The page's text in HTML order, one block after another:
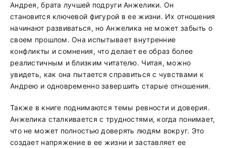
Андрея, брата лучшей подруги Анжелики. Он
становится ключевой фигурой в ее жизни. Их отношения
начинают развиваться, но Анжелика не может забыть о
своем прошлом. Она испытывает внутренние
конфликты и сомнения, что делает ее образ более
реалистичным и близким читателю. Читая, можно
увидеть, как она пытается справиться с чувствами к
Андрею и одновременно завершить старые отношения.
Также в книге поднимаются темы ревности и доверия.
Анжелика сталкивается с трудностями, когда понимает,
что не может полностью доверять людям вокруг. Это
создает напряжение в ее жизни и заставляет ее